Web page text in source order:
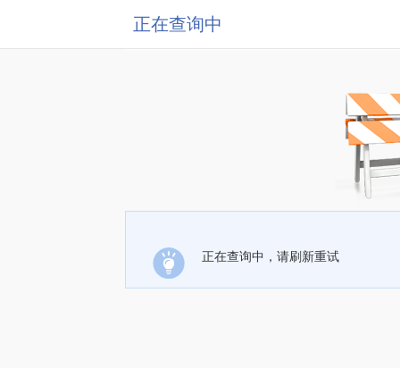
正在查询中
正在查询中，请刷新重试